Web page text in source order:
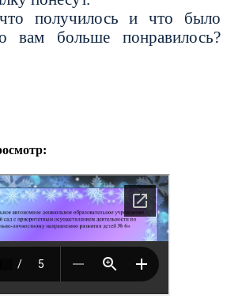
получилось и что было
больше понравилось?